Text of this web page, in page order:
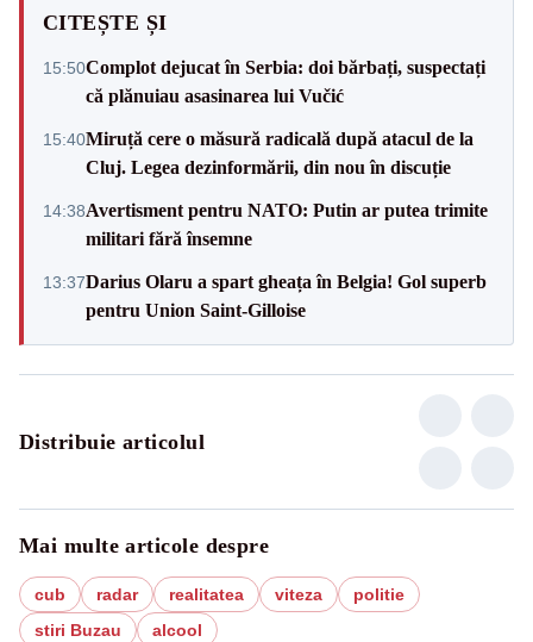
CITEȘTE ȘI
15:50Complot dejucat în Serbia: doi bărbați, suspectați
că plănuiau asasinarea lui Vučić
15:40Miruță cere o măsură radicală după atacul de la
Cluj. Legea dezinformării, din nou în discuție
14:38Avertisment pentru NATO: Putin ar putea trimite
militari fără însemne
13:37Darius Olaru a spart gheața în Belgia! Gol superb
pentru Union Saint-Gilloise
Distribuie articolul
Mai multe articole despre
cub radar realitatea viteza
politie
stiri Buzau
alcool